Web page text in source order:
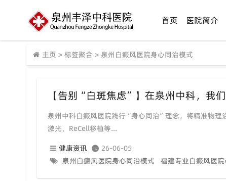
首页 医院简介
主页 > 标签聚合 > 泉州白癜风医院身心同治模式
泉州中科白癜风医院践行“身心同治”理念，将精准物
激光、ReCell移植等...
健康资讯
26-06-05
泉州白癜风医院身心同治模式
福建专业白癜风医